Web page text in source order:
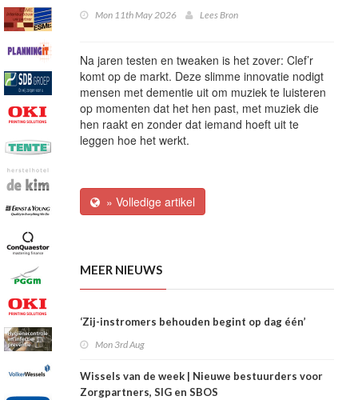
Mon 11th May 2026 Lees Bron
Na jaren testen en tweaken is het zover: Clef’r
komt op de markt. Deze slimme innovatie nodigt
mensen met dementie uit om muziek te luisteren
op momenten dat het hen past, met muziek die
hen raakt en zonder dat iemand hoeft uit te
leggen hoe het werkt.
» Volledige artikel
MEER NIEUWS
‘Zij-instromers behouden begint op dag één’
Mon 3rd Aug
Wissels van de week | Nieuwe bestuurders voor
Zorgpartners, SIG en SBOS